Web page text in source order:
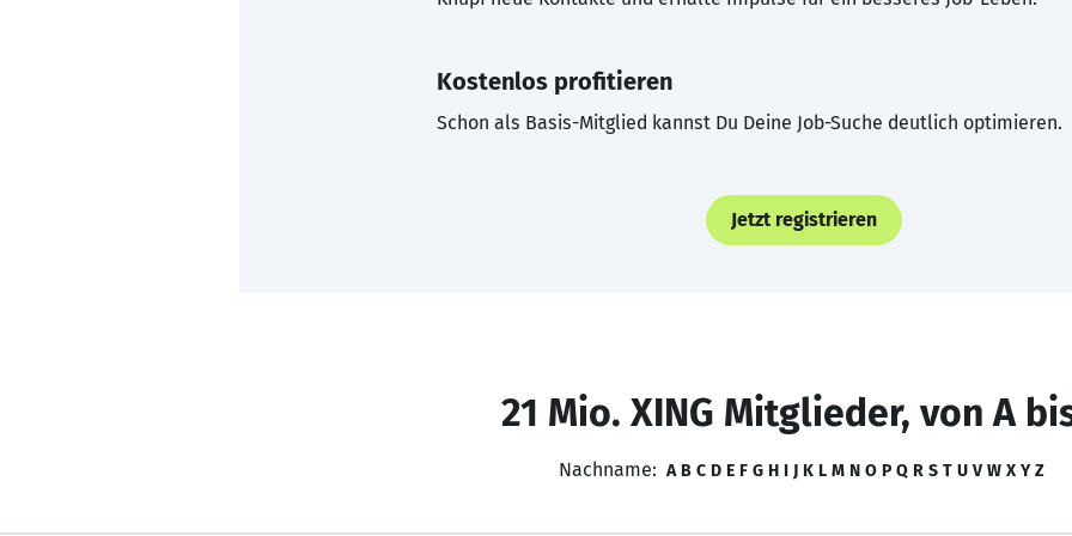
Kostenlos profitieren
Schon als Basis-Mitglied kannst Du Deine Job-Suche deutlich optimieren.
Jetzt registrieren
21 Mio. XING Mitglieder, von A
Nachname: A B C D E F G H I J K L M N O P Q R S T U V W X Y Z